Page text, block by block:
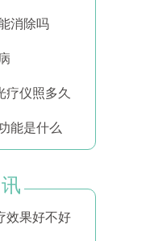
消除吗
疗仪照多久
能是什么
效果好不好